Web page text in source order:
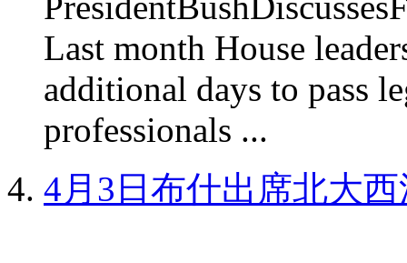
Last month House
additional days to pass
professionals ...
4月3日布什出席北大